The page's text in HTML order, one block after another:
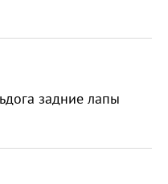
задние лапы